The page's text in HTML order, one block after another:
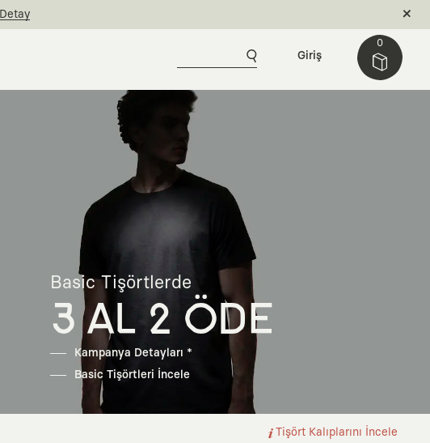
Detay
0
Giriş
Basic Tişörtlerde
3 AL 2 ÖDE
Kampanya Detayları *
Basic Tişörtleri İncele
Tişört Kalıplarını İncele